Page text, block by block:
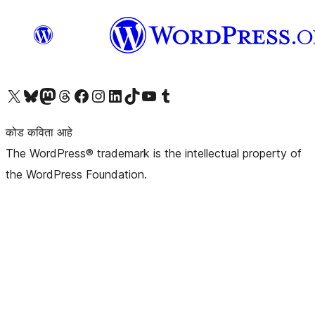
आमच्या X (एक्स) (पूर्वीचे ट्विटर) खात्याला भेट द्या आमच्या ब्लूस्की खात्याला भेट द्या.आमच्या Mastodon खात्याला भेट द्या.आमच्या थ्रेड्स खात्याला भेट द्या. आमच्या फेसबुक पेजला भेट द्या आमच्या इंस्टाग्राम खात्याला भेट द्या आमच्या लिंक्डइन खात्याला भेट द्या आमच्या टिकटॉक अकाउंटला भेट द्या.आमच्या यूट्यूब चॅनेलला भेट द्या आमच्या टंबलर खात्याला भेट द्या.
कोड कविता आहे
The WordPress® trademark is the intellectual property of
the WordPress Foundation.